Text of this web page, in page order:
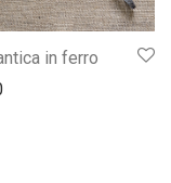
in ferro